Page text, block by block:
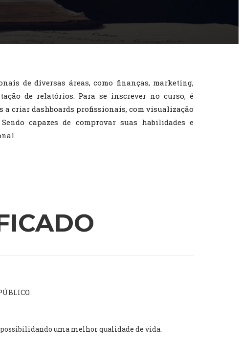
de diversas áreas, como finanças, marketing,
de relatórios. Para se inscrever no curso, é
a criar dashboards profissionais, com visualização
capazes de comprovar suas habilidades e
uma melhor qualidade de vida.